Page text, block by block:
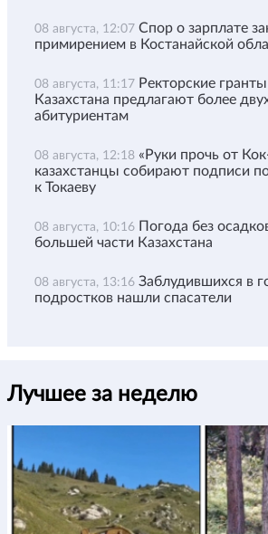
08 августа, 12:07 Спор о зарплате
примирением в Костанайской
08 августа, 11:17 Ректорские
Казахстана предлагают более
абитуриентам
08 августа, 12:18 «Руки прочь от
казахстанцы собирают подписи
к Токаеву
08 августа, 10:16 Погода без
большей части Казахстана
08 августа, 13:16 Заблудившихся в
подростков нашли спасатели
Лучшее за неделю